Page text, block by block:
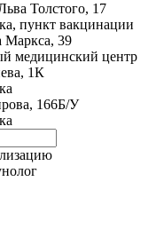
Толстого, 17
пункт вакцинации
Маркса, 39
медицинский центр
1К
166Б/У